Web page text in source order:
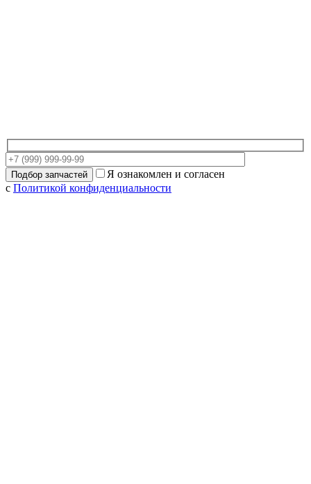
Я ознакомлен и согласен
с Политикой конфиденциальности